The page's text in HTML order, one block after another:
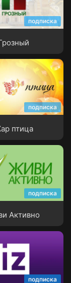
подписка
подписка
птица
подписка
Активно
подписка